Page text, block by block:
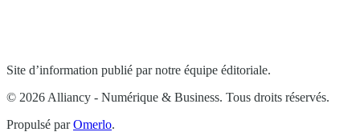
Site d’information publié par notre équipe éditoriale.
© 2026 Alliancy - Numérique & Business. Tous droits réservés.
Propulsé parOmerlo.